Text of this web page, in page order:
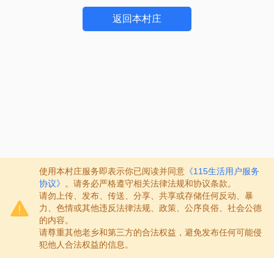
返回本村庄
使用本村庄服务即表示你已阅读并同意 《115生活用户服务
协议》
。请务必严格遵守相关法律法规和协议条款。
请勿上传、发布、传送、分享、共享或存储任何反动、暴
力、色情或其他违反法律法规、政策、公序良俗、社会公德
的内容。
请尊重其他老乡和第三方的合法权益，避免发布任何可能侵
犯他人合法权益的信息。